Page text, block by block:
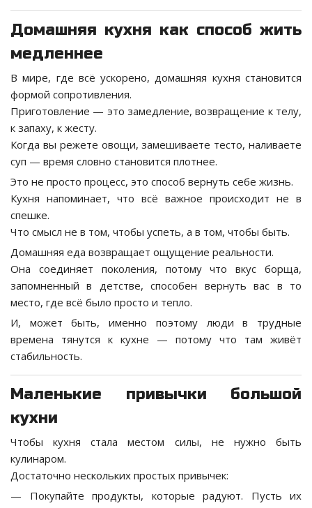
Домашняя кухня как способ жить
медленнее
В мире, где всё ускорено, домашняя кухня становится
формой сопротивления.
Приготовление — это замедление, возвращение к телу,
к запаху, к жесту.
Когда вы режете овощи, замешиваете тесто, наливаете
суп — время словно становится плотнее.
Это не просто процесс, это способ вернуть себе жизнь.
Кухня напоминает, что всё важное происходит не в
спешке.
Что смысл не в том, чтобы успеть, а в том, чтобы быть.
Домашняя еда возвращает ощущение реальности.
Она соединяет поколения, потому что вкус борща,
запомненный в детстве, способен вернуть вас в то
место, где всё было просто и тепло.
И, может быть, именно поэтому люди в трудные
времена тянутся к кухне — потому что там живёт
стабильность.
Маленькие привычки большой
кухни
Чтобы кухня стала местом силы, не нужно быть
кулинаром.
Достаточно нескольких простых привычек:
— Покупайте продукты, которые радуют. Пусть их